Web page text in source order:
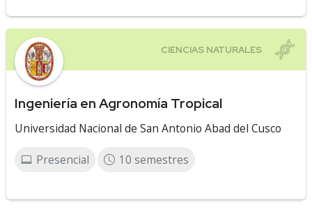
Ingeniería en Agronomía Tropical
Universidad Nacional de San Antonio Abad del Cusco
Presencial 10 semestres